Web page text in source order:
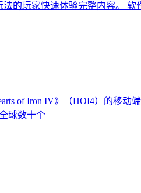
的玩家快速体验完整内容。 软
of Iron IV》（HOI4）的移
球数十个